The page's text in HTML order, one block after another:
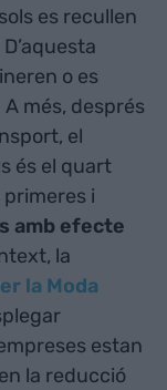
es recullen
o es
més, després
el
és el quart
i
amb efecte
la
la Moda
estan
la reducció